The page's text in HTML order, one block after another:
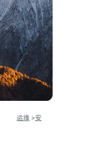
运维 >安